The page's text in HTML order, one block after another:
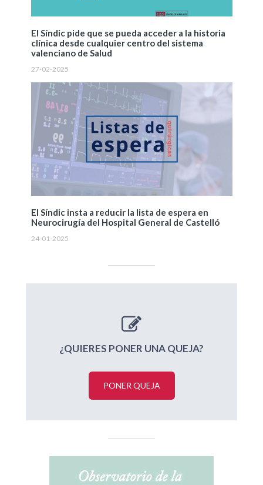
El Síndic pide que se pueda acceder a la historia
clínica desde cualquier centro del sistema
valenciano de Salud
27-02-2025
El Síndic insta a reducir la lista de espera en
Neurocirugía del Hospital General de Castelló
24-01-2025
¿QUIERES PONER UNA QUEJA?
PONER QUEJA